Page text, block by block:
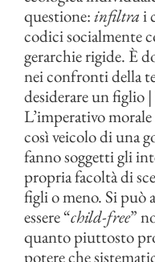
questione:infiltrai
codici socialmente
gerarchie rigide. È
nei confronti della
desiderare un figlio
L’imperativo
così veicolo di una
fanno soggetti gli
propria facoltà di
figli o meno. Si può
essere “child-free”
quanto piuttosto
potere che